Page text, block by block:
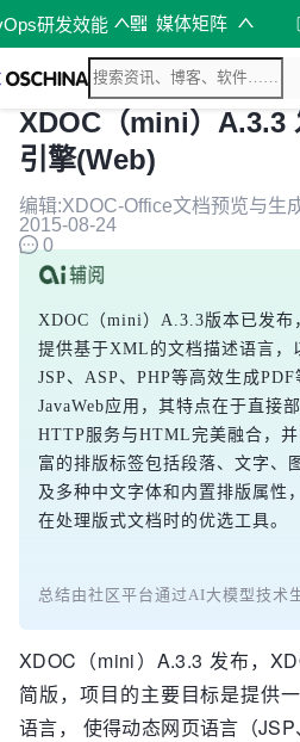
研发效能 媒体矩阵
XDOC（mini）A.3.3
引擎(Web)
编辑:XDOC-Office文档预览与生
2015-08-24
0
XDOC（mini）A.3.3版本已发布
提供基于XML的文档描述语言，
JSP、ASP、PHP等高效生成
JavaWeb应用，其特点在于直接
HTTP服务与HTML完美融合，
富的排版标签包括段落、文字、
及多种中文字体和内置排版属性
在处理版式文档时的优选工具。
总结由社区平台通过AI大模型技术
XDOC（mini）A.3.3 发布，
简版，项目的主要目标是提供
语言， 使得动态网页语言（